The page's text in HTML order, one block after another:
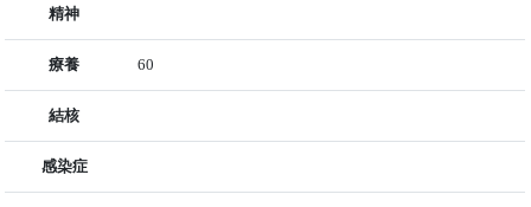
精神
療養 60
結核
感染症